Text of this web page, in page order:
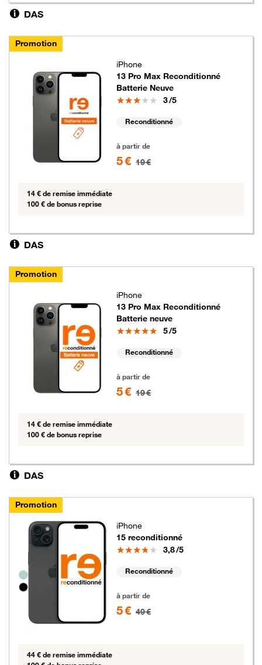
DAS
Promotion
iPhone
13 Pro Max Reconditionné
Batterie Neuve
Note
3/5
Reconditionné
à partir de
5 € 19 €
14 € de remise immédiate
100 € de bonus reprise
DAS
Promotion
iPhone
13 Pro Max Reconditionné
Batterie neuve
Note
5/5
Reconditionné
à partir de
5 € 19 €
14 € de remise immédiate
100 € de bonus reprise
DAS
Promotion
Groupe de couleurs disponibles non sélectionnables
iPhone
15 reconditionné
Note
3,8/5
Reconditionné
à partir de
5 € 49 €
44 € de remise immédiate